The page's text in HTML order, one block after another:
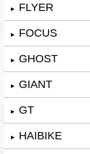
► FLYER
► FOCUS
► GHOST
► GIANT
► GT
► HAIBIKE